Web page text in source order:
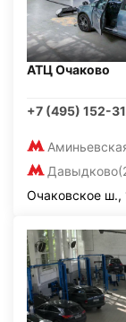
АТЦ Очаково
+7 (495) 152-
Давыдково
Очаковское ш.,